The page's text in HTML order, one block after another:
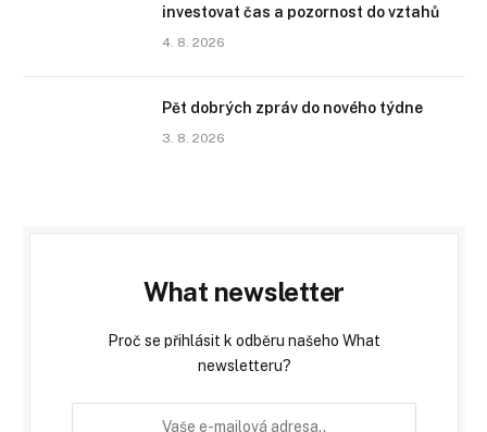
investovat čas a pozornost do vztahů
4. 8. 2026
Pět dobrých zpráv do nového týdne
3. 8. 2026
What newsletter
Proč se přihlásit k odběru našeho What
newsletteru?